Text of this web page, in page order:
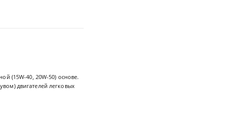
(15W-40, 20W-50) основе.
двигателей легковых